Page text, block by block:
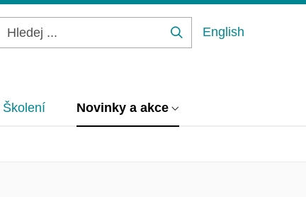
English
Školení Novinky a akce